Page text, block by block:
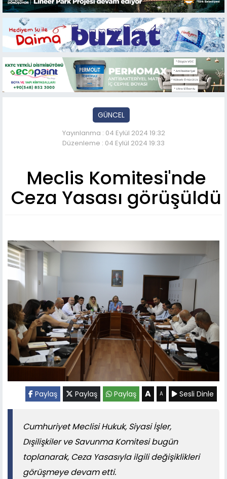
GÜNCEL
Yayınlanma : 04 Eylül 2024 19:32
Düzenleme : 04 Eylül 2024 19:33
Meclis Komitesi'nde
Ceza Yasası görüşüldü
Paylaş Paylaş Paylaş A A Sesli Dinle
Cumhuriyet Meclisi Hukuk, Siyasi İşler,
Dışilişkiler ve Savunma Komitesi bugün
toplanarak, Ceza Yasasıyla ilgili değişiklikleri
görüşmeye devam etti.